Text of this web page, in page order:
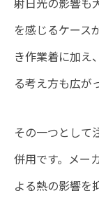
射日光の影響も
を感じるケース
き作業着に加え
る考え方も広が
その一つとして
併用です。メー
よる熱の影響を